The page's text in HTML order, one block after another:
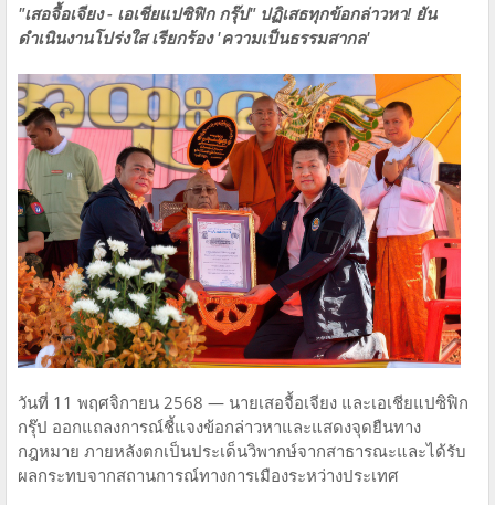
"เสอจื้อเจียง - เอเชียแปซิฟิก กรุ๊ป" ปฏิเสธทุกข้อกล่าวหา! ยัน
ดำเนินงานโปร่งใส เรียกร้อง 'ความเป็นธรรมสากล'
วันที่ 11 พฤศจิกายน 2568 — นายเสอจื้อเจียง และเอเชียแปซิฟิก
กรุ๊ป ออกแถลงการณ์ชี้แจงข้อกล่าวหาและแสดงจุดยืนทาง
กฎหมาย ภายหลังตกเป็นประเด็นวิพากษ์จากสาธารณะและได้รับ
ผลกระทบจากสถานการณ์ทางการเมืองระหว่างประเทศ